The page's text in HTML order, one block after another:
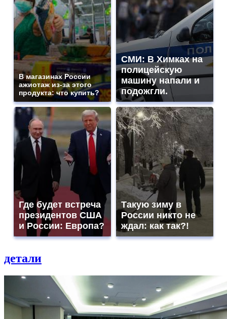
В магазинах России
ажиотаж из-за этого
продукта: что купить?
СМИ: В Химках на
полицейскую
машину напали и
подожгли.
Где будет встреча
президентов США
и России: Европа?
Такую зиму в
России никто не
ждал: как так?!
детали